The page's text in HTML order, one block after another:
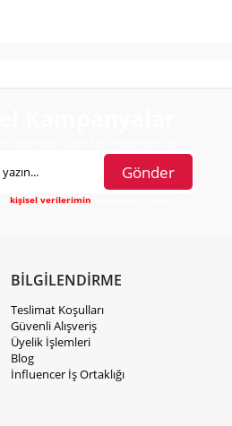
Gönder
vekişisel verilerimin
BİLGİLENDİRME
Teslimat Koşulları
Güvenli Alışveriş
Üyelik İşlemleri
Blog
İnfluencer İş Ortaklığı